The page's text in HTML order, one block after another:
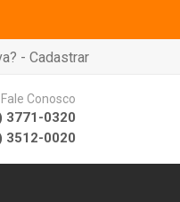
- Cadastrar
Fale Conosco
3771-0320
3512-0020